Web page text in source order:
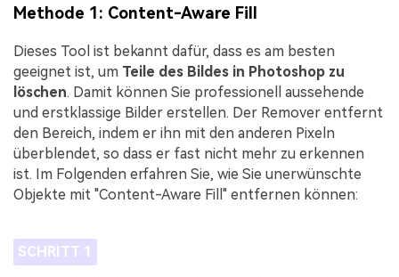
Methode 1: Content-Aware Fill
Dieses Tool ist bekannt dafür, dass es am besten
geeignet ist, um Teile des Bildes in Photoshop zu
löschen. Damit können Sie professionell aussehende
und erstklassige Bilder erstellen. Der Remover entfernt
den Bereich, indem er ihn mit den anderen Pixeln
überblendet, so dass er fast nicht mehr zu erkennen
ist. Im Folgenden erfahren Sie, wie Sie unerwünschte
Objekte mit "Content-Aware Fill" entfernen können:
SCHRITT 1